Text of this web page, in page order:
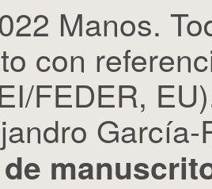
Manos.
con
FEDER,